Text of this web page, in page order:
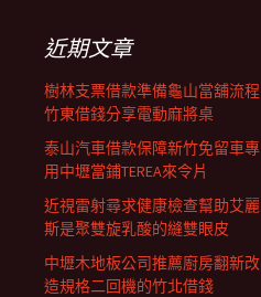
近期文章
樹林支票借款準備龜山當舖流程
竹東借錢分享電動麻將桌
泰山汽車借款保障新竹免留車專
用中壢當鋪TEREA來令片
近視雷射尋求健康檢查幫助艾麗
斯是聚雙旋乳酸的縫雙眼皮
中壢木地板公司推薦廚房翻新改
造規格二回機的竹北借錢